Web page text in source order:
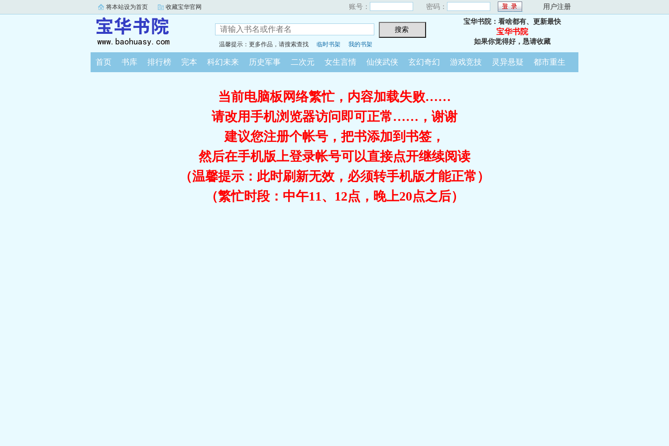
将本站设为首页 收藏宝华官网 账号： 密码： 用户注册
温馨提示：更多作品，请搜索查找 临时书架 我的书架
宝华书院：看啥都有、更新最快
宝华书院
如果你觉得好，恳请收藏
首页 书库 排行榜 完本 科幻未来 历史军事 二次元 女生言情 仙侠武侠 玄幻奇幻 游戏竞技 灵异悬疑 都市重生
当前电脑板网络繁忙，内容加载失败……
请改用手机浏览器访问即可正常……，谢谢
建议您注册个帐号，把书添加到书签，
然后在手机版上登录帐号可以直接点开继续阅读
（温馨提示：此时刷新无效，必须转手机版才能正常）
（繁忙时段：中午11、12点，晚上20点之后）